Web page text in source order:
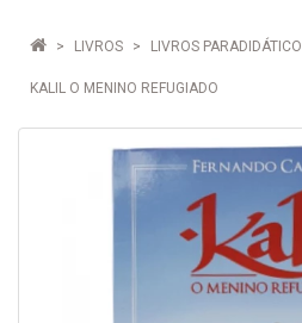
LIVROS LIVROS PARADIDÁTICO
KALIL O MENINO REFUGIADO